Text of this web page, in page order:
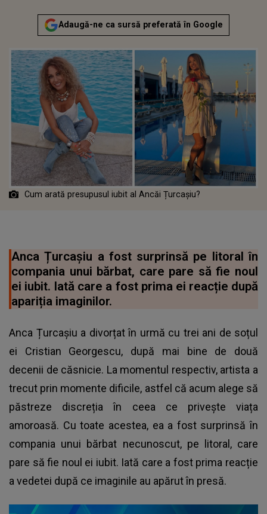
Adaugă-ne ca sursă preferată în Google
Cum arată presupusul iubit al Ancăi Țurcașiu?
Anca Țurcașiu a fost surprinsă pe litoral în
compania unui bărbat, care pare să fie noul
ei iubit. Iată care a fost prima ei reacție după
apariția imaginilor.
Anca Țurcașiu a divorțat în urmă cu trei ani de soțul
ei Cristian Georgescu, după mai bine de două
decenii de căsnicie. La momentul respectiv, artista a
trecut prin momente dificile, astfel că acum alege să
păstreze discreția în ceea ce privește viața
amoroasă. Cu toate acestea, ea a fost surprinsă în
compania unui bărbat necunoscut, pe litoral, care
pare să fie noul ei iubit. Iată care a fost prima reacție
a vedetei după ce imaginile au apărut în presă.